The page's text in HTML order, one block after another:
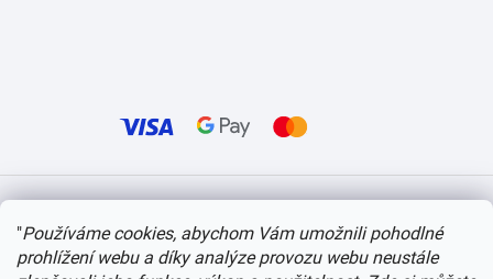
"Používáme cookies, abychom Vám umožnili pohodlné
prohlížení webu a díky analýze provozu webu neustále
Copyright 2026itvlaky.cz . Všechna práva vyhrazena. Upravit nastavení cookies